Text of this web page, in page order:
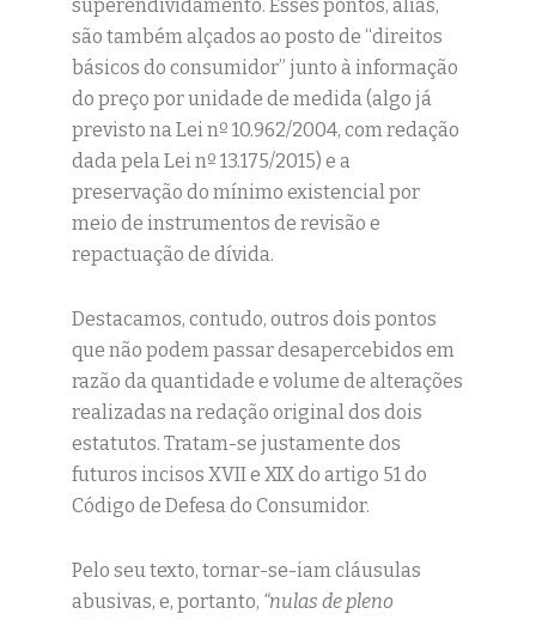
superendividamento. Esses pontos, aliás,
são também alçados ao posto de “direitos
básicos do consumidor” junto à informação
do preço por unidade de medida (algo já
previsto na Lei nº 10.962/2004, com redação
dada pela Lei nº 13.175/2015) e a
preservação do mínimo existencial por
meio de instrumentos de revisão e
repactuação de dívida.
Destacamos, contudo, outros dois pontos
que não podem passar desapercebidos em
razão da quantidade e volume de alterações
realizadas na redação original dos dois
estatutos. Tratam-se justamente dos
futuros incisos XVII e XIX do artigo 51 do
Código de Defesa do Consumidor.
Pelo seu texto, tornar-se-iam cláusulas
abusivas, e, portanto, “nulas de pleno